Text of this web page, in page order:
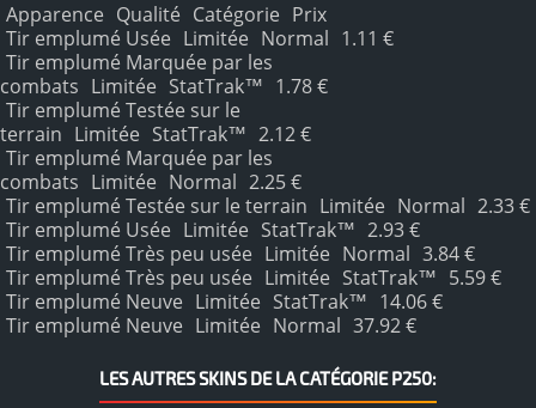
Apparence Qualité Catégorie Prix
Tir emplumé Usée Limitée Normal 1.11 €
Tir emplumé Marquée par les
combats Limitée StatTrak™ 1.78 €
Tir emplumé Testée sur le
terrain Limitée StatTrak™ 2.12 €
Tir emplumé Marquée par les
combats Limitée Normal 2.25 €
Tir emplumé Testée sur le terrain Limitée Normal 2.33 €
Tir emplumé Usée Limitée StatTrak™ 2.93 €
Tir emplumé Très peu usée Limitée Normal 3.84 €
Tir emplumé Très peu usée Limitée StatTrak™ 5.59 €
Tir emplumé Neuve Limitée StatTrak™ 14.06 €
Tir emplumé Neuve Limitée Normal 37.92 €
LES AUTRES SKINS DE LA CATÉGORIE P250: